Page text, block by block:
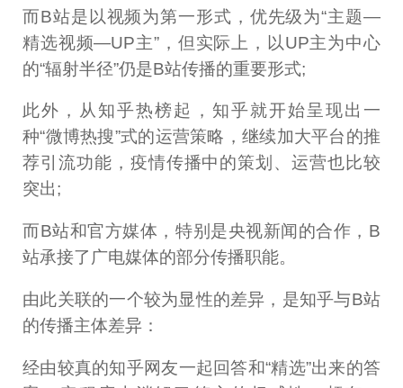
而B站是以视频为第一形式，优先级为“主题—
精选视频—UP主”，但实际上，以UP主为中心
的“辐射半径”仍是B站传播的重要形式;
此外，从知乎热榜起，知乎就开始呈现出一
种“微博热搜”式的运营策略，继续加大平台的推
荐引流功能，疫情传播中的策划、运营也比较
突出;
而B站和官方媒体，特别是央视新闻的合作，B
站承接了广电媒体的部分传播职能。
由此关联的一个较为显性的差异，是知乎与B站
的传播主体差异：
经由较真的知乎网友一起回答和“精选”出来的答